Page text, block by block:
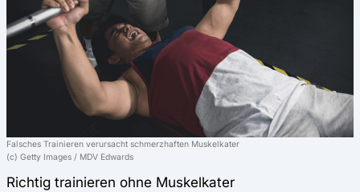
Falsches Trainieren verursacht schmerzhaften Muskelkater
(c) Getty Images / MDV Edwards
Richtig trainieren ohne Muskelkater